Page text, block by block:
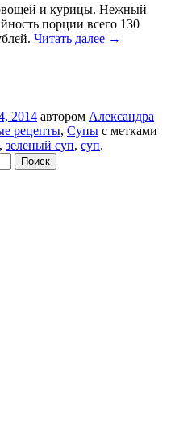
и курицы. Нежный
порции всего 130
Читать далее →
2014 автором Александра
рецепты, Супы с метками
, зеленый суп, суп.